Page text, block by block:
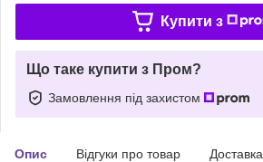
Купити з
Що таке купити з Пром?
Замовлення під захистом
Опис Відгуки про товар Доставка